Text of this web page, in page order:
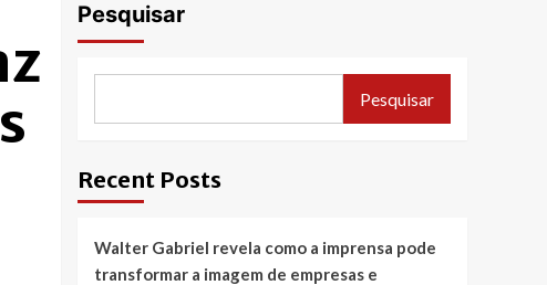
Pesquisar
Pesquisar
Recent Posts
Walter Gabriel revela como a imprensa pode
transformar a imagem de empresas e